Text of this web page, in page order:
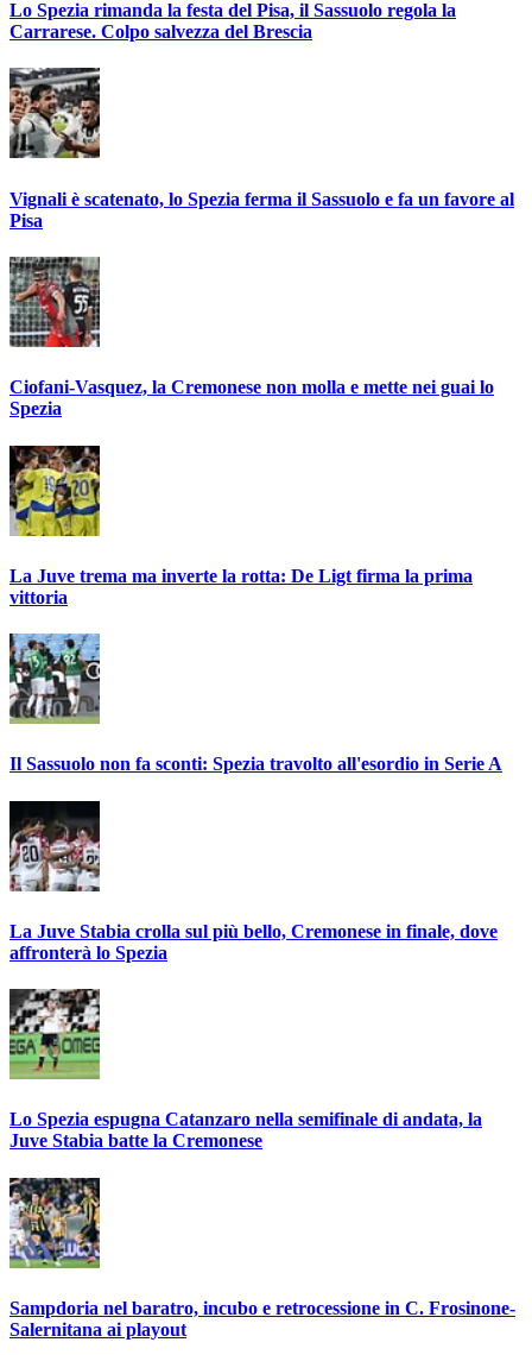
Lo Spezia rimanda la festa del Pisa, il Sassuolo regola la
Carrarese. Colpo salvezza del Brescia
Vignali è scatenato, lo Spezia ferma il Sassuolo e fa un favore al
Pisa
Ciofani-Vasquez, la Cremonese non molla e mette nei guai lo
Spezia
La Juve trema ma inverte la rotta: De Ligt firma la prima
vittoria
Il Sassuolo non fa sconti: Spezia travolto all'esordio in Serie A
La Juve Stabia crolla sul più bello, Cremonese in finale, dove
affronterà lo Spezia
Lo Spezia espugna Catanzaro nella semifinale di andata, la
Juve Stabia batte la Cremonese
Sampdoria nel baratro, incubo e retrocessione in C. Frosinone-
Salernitana ai playout